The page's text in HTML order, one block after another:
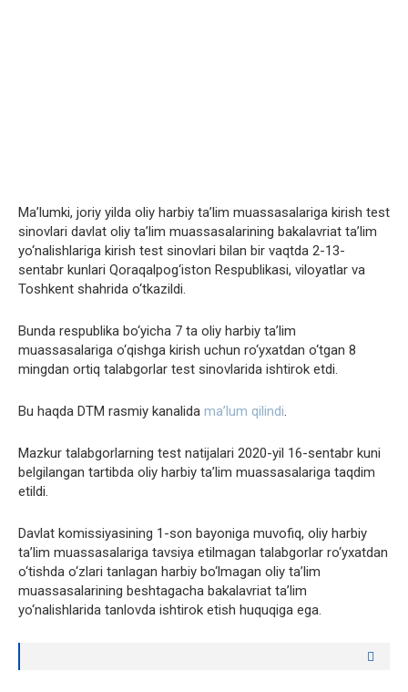
Ma’lumki, joriy yilda oliy harbiy ta’lim muassasalariga kirish test
sinovlari davlat oliy ta’lim muassasalarining bakalavriat ta’lim
yo‘nalishlariga kirish test sinovlari bilan bir vaqtda 2-13-
sentabr kunlari Qoraqalpog‘iston Respublikasi, viloyatlar va
Toshkent shahrida o‘tkazildi.
Bunda respublika bo‘yicha 7 ta oliy harbiy ta’lim
muassasalariga o‘qishga kirish uchun ro‘yxatdan o‘tgan 8
mingdan ortiq talabgorlar test sinovlarida ishtirok etdi.
Bu haqda DTM rasmiy kanalida ma’lum qilindi
Mazkur talabgorlarning test natijalari 2020-yil 16-sentabr kuni
belgilangan tartibda oliy harbiy ta’lim muassasalariga taqdim
etildi.
Davlat komissiyasining 1-son bayoniga muvofiq, oliy harbiy
ta’lim muassasalariga tavsiya etilmagan talabgorlar ro‘yxatdan
o‘tishda o‘zlari tanlagan harbiy bo‘lmagan oliy ta’lim
muassasalarining beshtagacha bakalavriat ta’lim
yo‘nalishlarida tanlovda ishtirok etish huquqiga ega.